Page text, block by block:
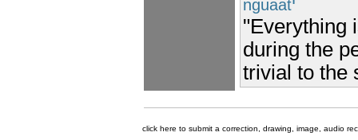
nguaat
"Everything
during the
trivial to the
click here to submit a correction, drawing, image, audio